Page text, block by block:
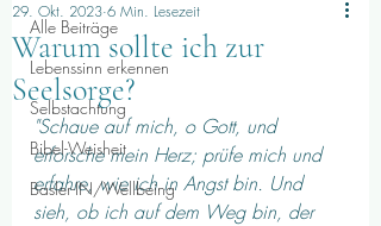
Alle Beiträge
Lebenssinn erkennen
Selbstachtung
Bibel-Weisheit
Basler-IN/Wellbeing
Warum sollte ich zur
Seelsorge?
29. Okt. 2023 6 Min. Lesezeit
"Schaue auf mich, o Gott, und
erforsche mein Herz; prüfe mich und
erfahre, wie ich in Angst bin. Und
sieh, ob ich auf dem Weg bin, der